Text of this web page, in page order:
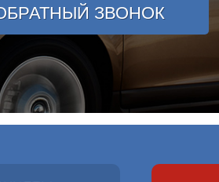
ЗВОНОК